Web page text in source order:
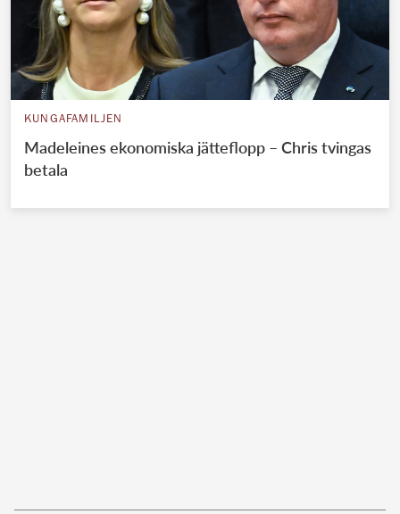
KUNGAFAMILJEN
Madeleines ekonomiska jätteflopp – Chris tvingas
betala